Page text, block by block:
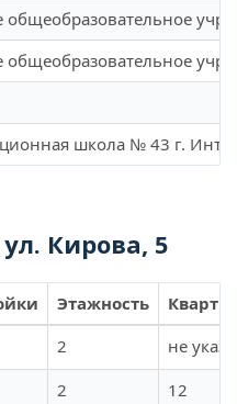
школа № 43 г. Инты
Кирова, 5
Этажность
2
не
2
12